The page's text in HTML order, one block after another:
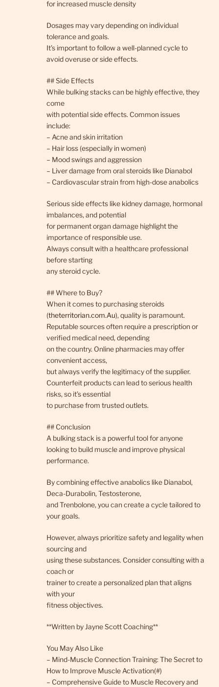
for increased muscle density
Dosages may vary depending on individual
tolerance and goals.
It’s important to follow a well-planned cycle to
avoid overuse or side effects.
## Side Effects
While bulking stacks can be highly effective, they
come
with potential side effects. Common issues
include:
– Acne and skin irritation
– Hair loss (especially in women)
– Mood swings and aggression
– Liver damage from oral steroids like Dianabol
– Cardiovascular strain from high-dose anabolics
Serious side effects like kidney damage, hormonal
imbalances, and potential
for permanent organ damage highlight the
importance of responsible use.
Always consult with a healthcare professional
before starting
any steroid cycle.
## Where to Buy?
When it comes to purchasing steroids
(theterritorian.com.Au), quality is paramount.
Reputable sources often require a prescription or
verified medical need, depending
on the country. Online pharmacies may offer
convenient access,
but always verify the legitimacy of the supplier.
Counterfeit products can lead to serious health
risks, so it’s essential
to purchase from trusted outlets.
## Conclusion
A bulking stack is a powerful tool for anyone
looking to build muscle and improve physical
performance.
By combining effective anabolics like Dianabol,
Deca-Durabolin, Testosterone,
and Trenbolone, you can create a cycle tailored to
your goals.
However, always prioritize safety and legality when
sourcing and
using these substances. Consider consulting with a
coach or
trainer to create a personalized plan that aligns
with your
fitness objectives.
**Written by Jayne Scott Coaching**
You May Also Like
– Mind-Muscle Connection Training: The Secret to
How to Improve Muscle Activation(#)
– Comprehensive Guide to Muscle Recovery and